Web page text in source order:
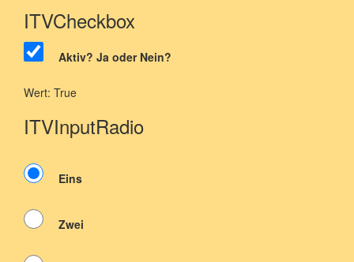
ITVCheckbox
Aktiv? Ja oder Nein?
Wert: True
ITVInputRadio
Eins
Zwei